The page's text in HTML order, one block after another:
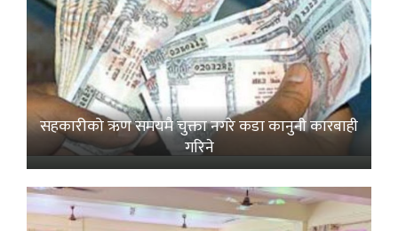
सहकारीको ऋण समयमै चुक्ता नगरे कडा कानुनी कारबाही
गरिने